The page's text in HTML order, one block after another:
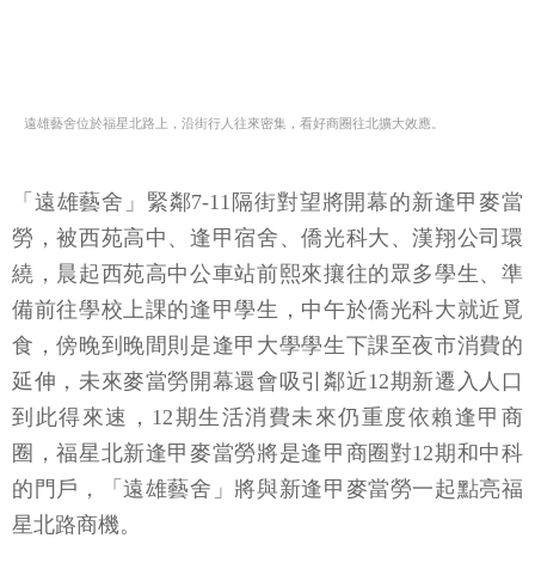
遠雄藝舍位於福星北路上，沿街行人往來密集，看好商圈往北擴大效應。
「遠雄藝舍」緊鄰7-11隔街對望將開幕的新逢甲麥當
勞，被西苑高中、逢甲宿舍、僑光科大、漢翔公司環
繞，晨起西苑高中公車站前熙來攘往的眾多學生、準
備前往學校上課的逢甲學生，中午於僑光科大就近覓
食，傍晚到晚間則是逢甲大學學生下課至夜市消費的
延伸，未來麥當勞開幕還會吸引鄰近12期新遷入人口
到此得來速，12期生活消費未來仍重度依賴逢甲商
圈，福星北新逢甲麥當勞將是逢甲商圈對12期和中科
的門戶，「遠雄藝舍」將與新逢甲麥當勞一起點亮福
星北路商機。